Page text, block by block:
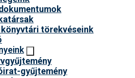
törekvéseink
gyűjtemény